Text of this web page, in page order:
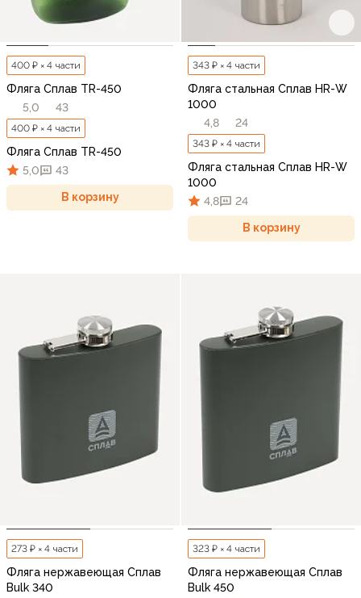
400 ₽ × 4 части
Фляга Сплав TR-450
5,0
43
400 ₽ × 4 части
Фляга Сплав TR-450
5,0
43
В корзину
343 ₽ × 4 части
Фляга стальная Сплав HR-W
1000
4,8
24
343 ₽ × 4 части
Фляга стальная Сплав HR-W
1000
4,8
24
В корзину
273 ₽ × 4 части
Фляга нержавеющая Сплав
Bulk 340
323 ₽ × 4 части
Фляга нержавеющая Сплав
Bulk 450